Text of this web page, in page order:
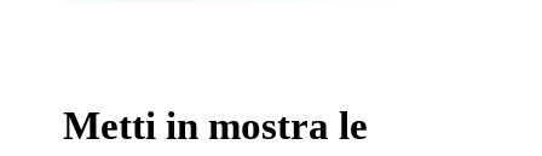
Metti in mostra le